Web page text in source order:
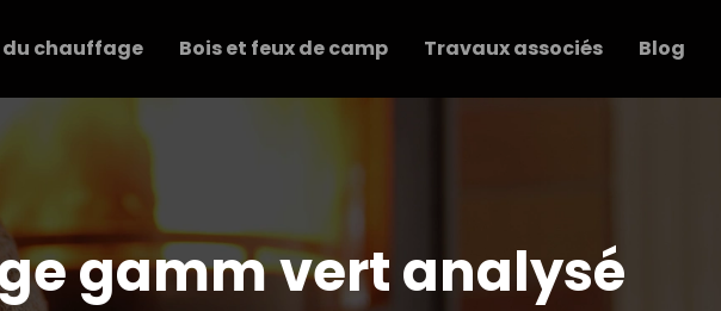
du chauffage Bois et feux de camp Travaux associés Blog
gamm vert analysé